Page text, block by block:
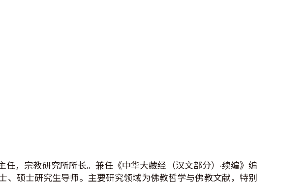
，宗教研究所所长。兼任《中华大藏经（汉文部分）·续编》编
硕士研究生导师。主要研究领域为佛教哲学与佛教文献，特别